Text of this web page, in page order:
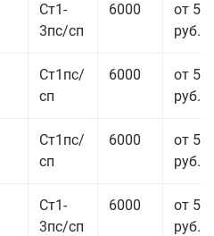
Ст1-
3пс/сп
6000
от 53
руб.
Ст1пс/
сп
6000
от 53
руб.
Ст1пс/
сп
6000
от 53
руб.
Ст1-
3пс/сп
6000
от 55
руб.